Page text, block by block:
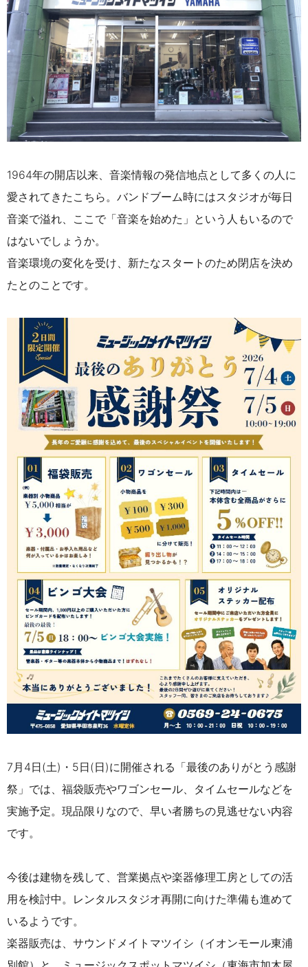
1964年の開店以来、音楽情報の発信地点として多くの人に
愛されてきたこちら。バンドブーム時にはスタジオが毎日
音楽で溢れ、ここで「音楽を始めた」という人もいるので
はないでしょうか。
音楽環境の変化を受け、新たなスタートのため閉店を決め
たとのことです。
7月4日(土)・5日(日)に開催される「最後のありがとう感謝
祭」では、福袋販売やワゴンセール、タイムセールなどを
実施予定。現品限りなので、早い者勝ちの見逃せない内容
です。
今後は建物を残して、営業拠点や楽器修理工房としての活
用を検討中。レンタルスタジオ再開に向けた準備も進めて
いるようです。
楽器販売は、サウンドメイトマツイシ（イオンモール東浦